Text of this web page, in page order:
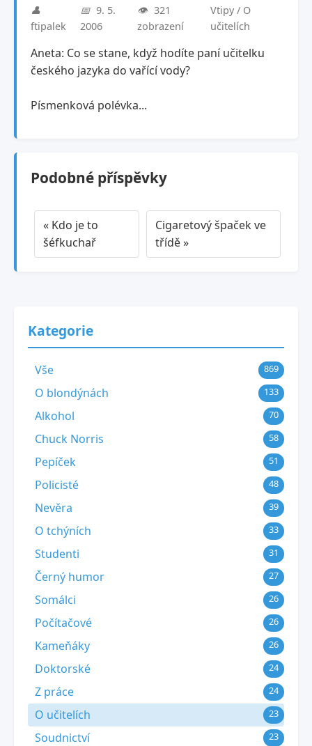
👤
ftipalek
📅 9. 5.
2006
👁️ 321
zobrazení
Vtipy / O
učitelích
Aneta: Co se stane, když hodíte paní učitelku
českého jazyka do vařící vody?
Písmenková polévka...
Podobné příspěvky
« Kdo je to
šéfkuchař
Cigaretový špaček ve
třídě »
Kategorie
Vše 869
O blondýnách 133
Alkohol 70
Chuck Norris 58
Pepíček 51
Policisté 48
Nevěra 39
O tchýních 33
Studenti 31
Černý humor 27
Somálci 26
Počítačové 26
Kameňáky 26
Doktorské 24
Z práce 24
O učitelích 23
Soudnictví 23